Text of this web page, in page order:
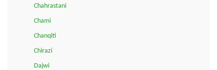
Chahrastani
Chami
Chanqiti
Chirazi
Dajwi